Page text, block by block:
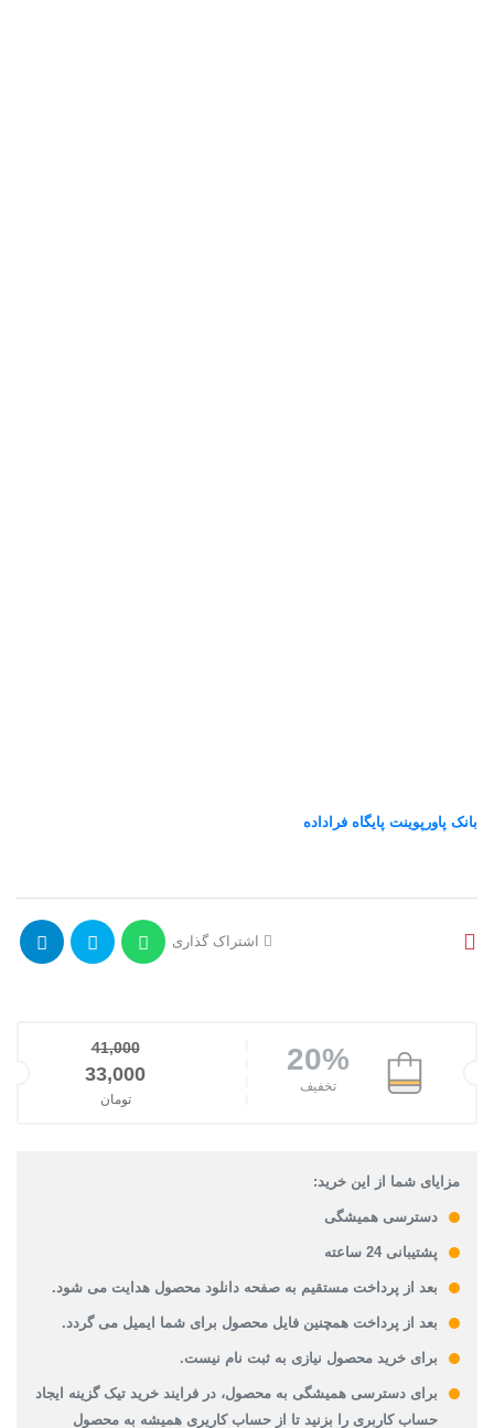
بانک پاورپوینت پایگاه فراداده
اشتراک گذاری
20%
تخفیف
41,000
قیمت اصلی: 41,000تومان بود.
33,000
تومان
مزایای شما از این خرید:
دسترسی همیشگی
پشتیبانی 24 ساعته
بعد از پرداخت مستقیم به صفحه دانلود محصول هدایت می شود.
بعد از پرداخت همچنین فایل محصول برای شما ایمیل می گردد.
برای خرید محصول نیازی به ثبت نام نیست.
برای دسترسی همیشگی به محصول، در فرایند خرید تیک گزینه ایجاد
حساب کاربری را بزنید تا از حساب کاریری همیشه به محصول